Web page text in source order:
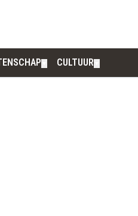
CULTUUR